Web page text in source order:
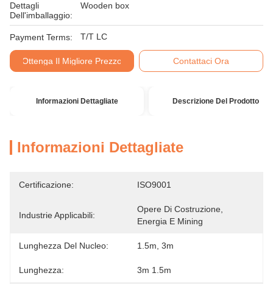
Dettagli
Dell'imballaggio:
Wooden box
Payment Terms: T/T LC
Ottenga Il Migliore Prezzo Contattaci Ora
Informazioni Dettagliate Descrizione Del Prodotto
Informazioni Dettagliate
Certificazione: ISO9001
Industrie Applicabili:
Opere Di Costruzione,
Energia E Mining
Lunghezza Del Nucleo: 1.5m, 3m
Lunghezza: 3m 1.5m